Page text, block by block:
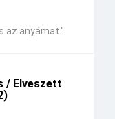
az anyámat."
/ Elveszett